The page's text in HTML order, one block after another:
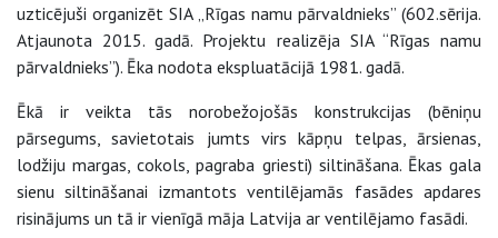
uzticējuši organizēt SIA „Rīgas namu pārvaldnieks” (602.sērija.
Atjaunota 2015. gadā. Projektu realizēja SIA “Rīgas namu
pārvaldnieks”). Ēka nodota ekspluatācijā 1981. gadā.
Ēkā ir veikta tās norobežojošās konstrukcijas (bēniņu
pārsegums, savietotais jumts virs kāpņu telpas, ārsienas,
lodžiju margas, cokols, pagraba griesti) siltināšana. Ēkas gala
sienu siltināšanai izmantots ventilējamās fasādes apdares
risinājums un tā ir vienīgā māja Latvija ar ventilējamo fasādi.